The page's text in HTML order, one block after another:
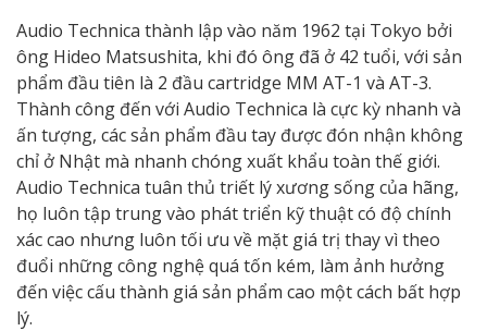
Audio Technica thành lập vào năm 1962 tại Tokyo bởi
ông Hideo Matsushita, khi đó ông đã ở 42 tuổi, với sản
phẩm đầu tiên là 2 đầu cartridge MM AT-1 và AT-3.
Thành công đến với Audio Technica là cực kỳ nhanh và
ấn tượng, các sản phẩm đầu tay được đón nhận không
chỉ ở Nhật mà nhanh chóng xuất khẩu toàn thế giới.
Audio Technica tuân thủ triết lý xương sống của hãng,
họ luôn tập trung vào phát triển kỹ thuật có độ chính
xác cao nhưng luôn tối ưu về mặt giá trị thay vì theo
đuổi những công nghệ quá tốn kém, làm ảnh hưởng
đến việc cấu thành giá sản phẩm cao một cách bất hợp
lý.